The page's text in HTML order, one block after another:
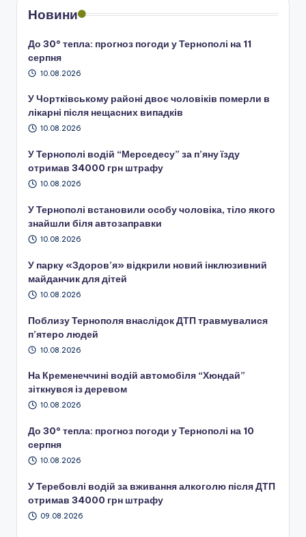
Новини
До 30° тепла: прогноз погоди у Тернополі на 11
серпня
10.08.2026
У Чортківському районі двоє чоловіків померли в
лікарні після нещасних випадків
10.08.2026
У Тернополі водій “Мерседесу” за п’яну їзду
отримав 34000 грн штрафу
10.08.2026
У Тернополі встановили особу чоловіка, тіло якого
знайшли біля автозаправки
10.08.2026
У парку «Здоров’я» відкрили новий інклюзивний
майданчик для дітей
10.08.2026
Поблизу Тернополя внаслідок ДТП травмувалися
п’ятеро людей
10.08.2026
На Кременеччині водій автомобіля “Хюндай”
зіткнувся із деревом
10.08.2026
До 30° тепла: прогноз погоди у Тернополі на 10
серпня
10.08.2026
У Теребовлі водій за вживання алкоголю після ДТП
отримав 34000 грн штрафу
09.08.2026